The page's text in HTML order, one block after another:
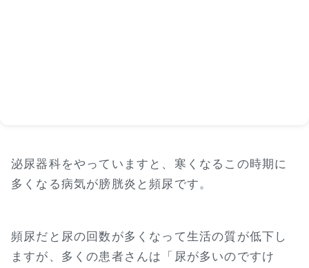
泌尿器科をやっていますと、寒くなるこの時期に
多くなる病気が膀胱炎と頻尿です。
頻尿だと尿の回数が多くなって生活の質が低下し
ますが、多くの患者さんは「尿が多いのですけ